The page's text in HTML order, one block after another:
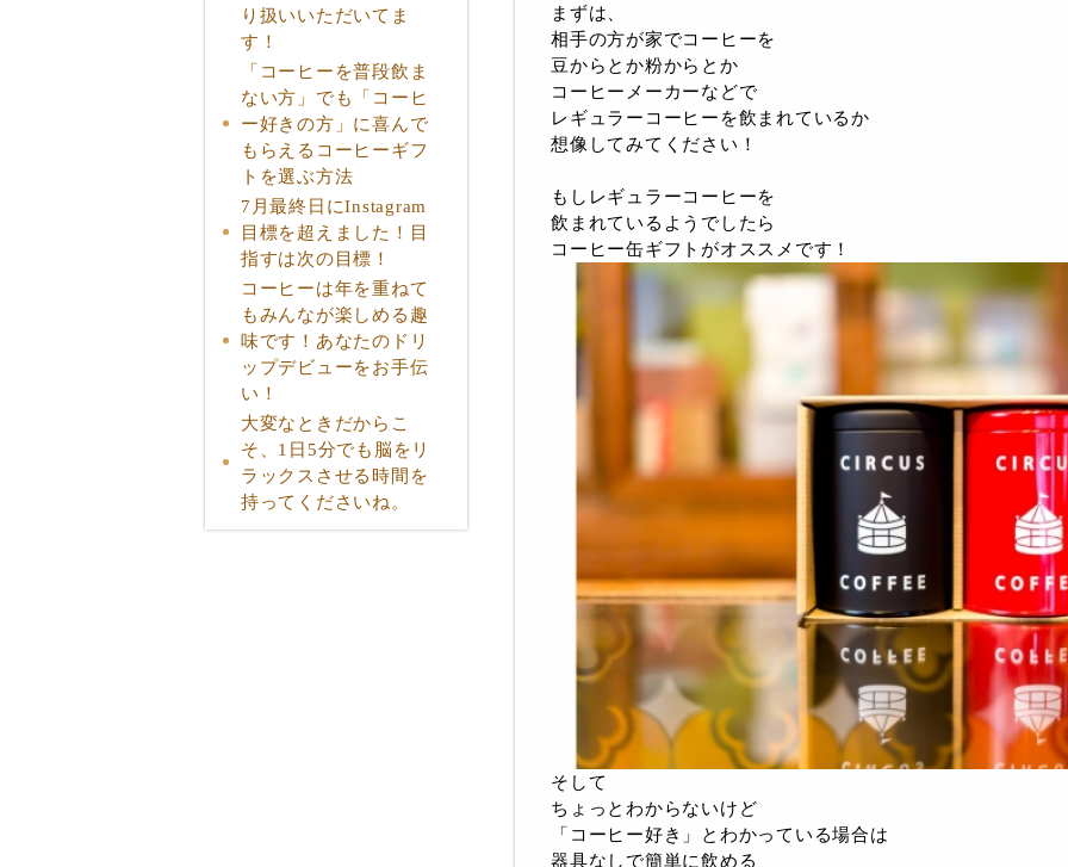
り扱いいただいてま
す！
「コーヒーを普段飲ま
ない方」でも「コーヒ
ー好きの方」に喜んで
もらえるコーヒーギフ
トを選ぶ方法
7月最終日にInstagram
目標を超えました！目
指すは次の目標！
コーヒーは年を重ねて
もみんなが楽しめる趣
味です！あなたのドリ
ップデビューをお手伝
い！
大変なときだからこ
そ、1日5分でも脳をリ
ラックスさせる時間を
持ってくださいね。
まずは、
相手の方が家でコーヒーを
豆からとか粉からとか
コーヒーメーカーなどで
レギュラーコーヒーを飲まれているか
想像してみてください！
もしレギュラーコーヒーを
飲まれているようでしたら
コーヒー缶ギフトがオススメです！
そして
ちょっとわからないけど
「コーヒー好き」とわかっている場合は
器具なしで簡単に飲める